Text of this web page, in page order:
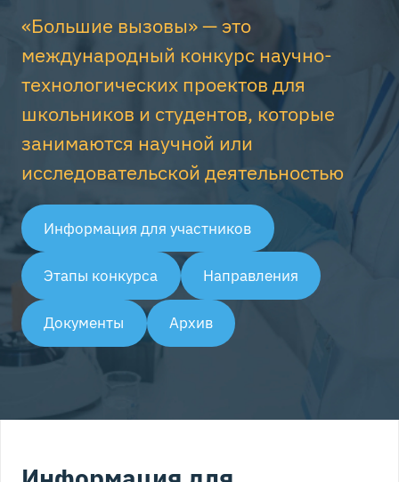
«Большие вызовы» — это
международный конкурс научно-
технологических проектов для
школьников и студентов, которые
занимаются научной или
исследовательской деятельностью
Информация для участников
Этапы конкурса Направления
Документы Архив